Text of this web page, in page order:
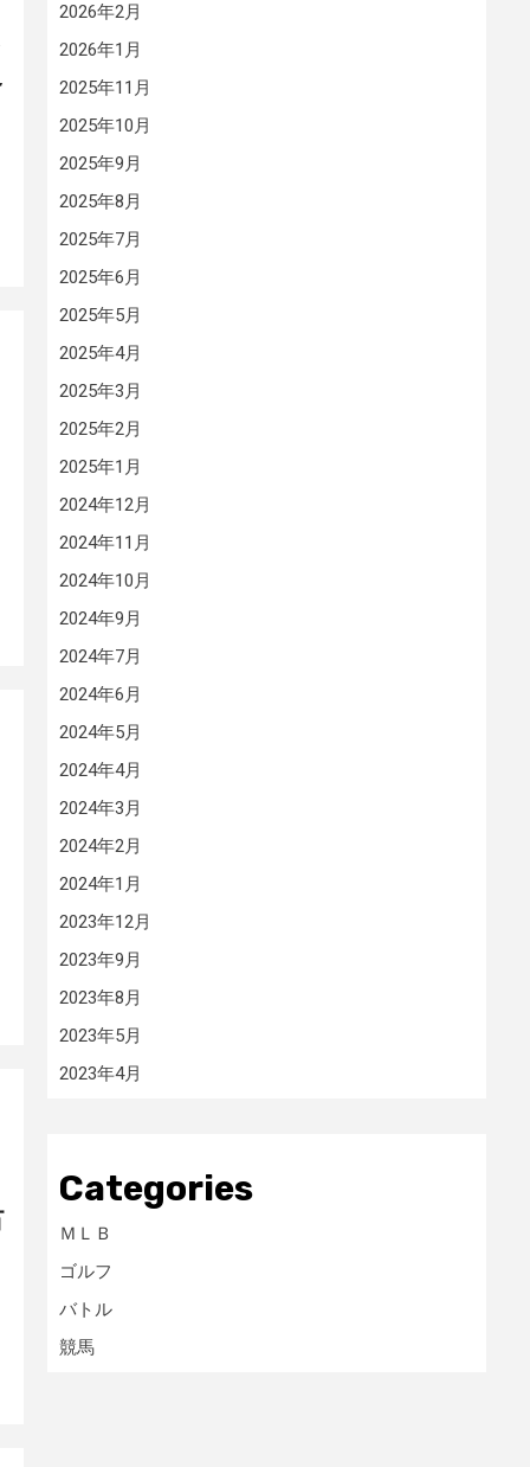
2026年2月
2026年1月
2025年11月
2025年10月
2025年9月
2025年8月
2025年7月
2025年6月
2025年5月
2025年4月
2025年3月
2025年2月
2025年1月
2024年12月
2024年11月
2024年10月
2024年9月
2024年7月
2024年6月
2024年5月
2024年4月
2024年3月
2024年2月
2024年1月
2023年12月
2023年9月
2023年8月
2023年5月
2023年4月
Categories
ＭＬＢ
ゴルフ
バトル
競馬